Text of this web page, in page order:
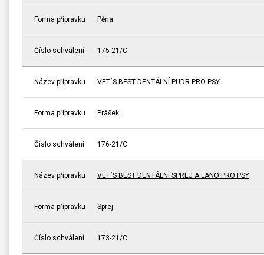
Forma přípravku Pěna
Číslo schválení 175-21/C
Název přípravku VET´S BEST DENTÁLNÍ PUDR PRO PSY
Forma přípravku Prášek
Číslo schválení 176-21/C
Název přípravku VET´S BEST DENTÁLNÍ SPREJ A LANO PRO PSY
Forma přípravku Sprej
Číslo schválení 173-21/C